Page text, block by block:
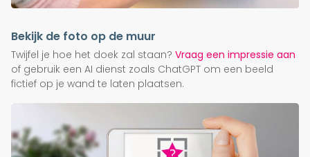
Bekijk de foto op de muur
Twijfel je hoe het doek zal staan? Vraag een impressie aan
of gebruik een AI dienst zoals ChatGPT om een beeld
fictief op je wand te laten plaatsen.